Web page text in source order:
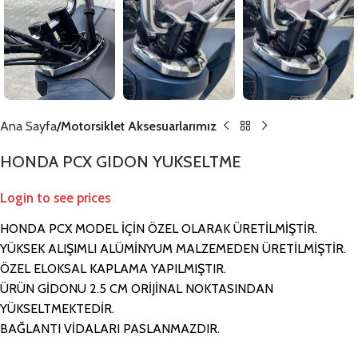
Ana Sayfa Motorsiklet Aksesuarlarımız
HONDA PCX GIDON YUKSELTME
Login to see prices
HONDA PCX MODEL İÇİN ÖZEL OLARAK ÜRETİLMİŞTİR.
YÜKSEK ALIŞIMLI ALÜMİNYUM MALZEMEDEN ÜRETİLMİŞTİR.
ÖZEL ELOKSAL KAPLAMA YAPILMIŞTIR.
ÜRÜN GİDONU 2.5 CM ORİJİNAL NOKTASINDAN
YÜKSELTMEKTEDİR.
BAĞLANTI VİDALARI PASLANMAZDIR.